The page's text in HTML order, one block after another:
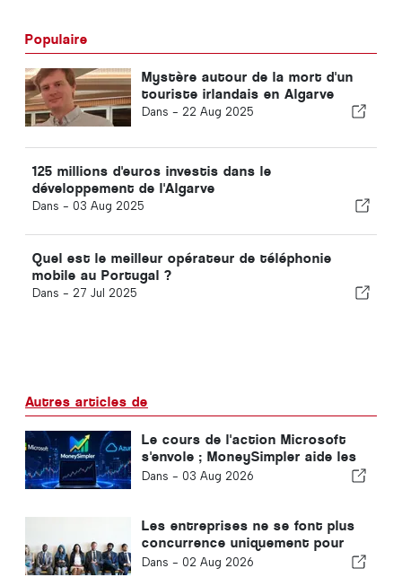
Populaire
Mystère autour de la mort d'un
touriste irlandais en Algarve
Dans - 22 Aug 2025
125 millions d'euros investis dans le
développement de l'Algarve
Dans - 03 Aug 2025
Quel est le meilleur opérateur de téléphonie
mobile au Portugal ?
Dans - 27 Jul 2025
Autres articles de
Le cours de l'action Microsoft
s'envole ; MoneySimpler aide les
investisseurs à générer des
Dans - 03 Aug 2026
Les entreprises ne se font plus
concurrence uniquement pour
attirer des clients : elles se
Dans - 02 Aug 2026